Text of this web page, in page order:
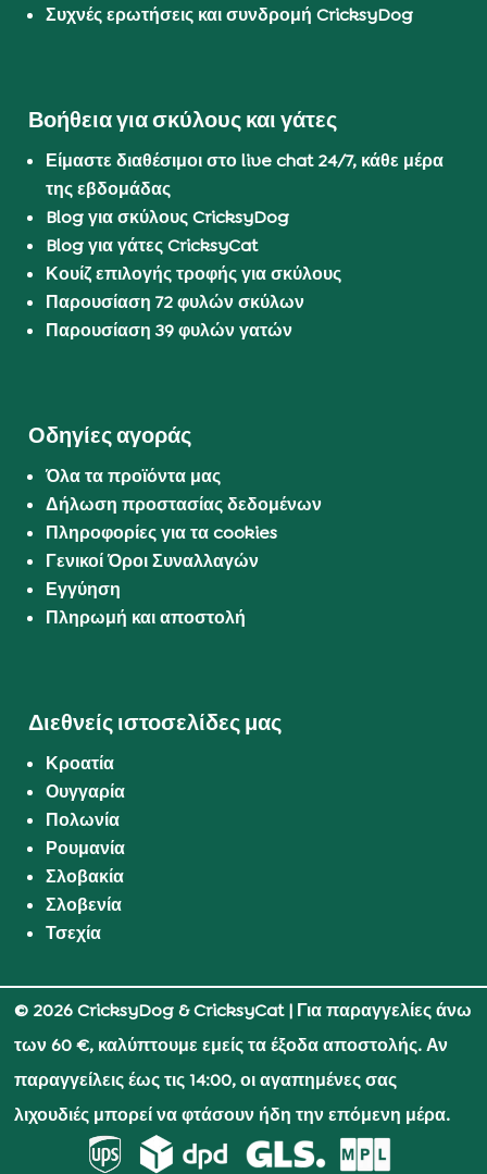
Συχνές ερωτήσεις και συνδρομή CricksyDog
Βοήθεια για σκύλους και γάτες
Είμαστε διαθέσιμοι στο live chat 24/7, κάθε μέρα
της εβδομάδας
Blog για σκύλους CricksyDog
Blog για γάτες CricksyCat
Κουίζ επιλογής τροφής για σκύλους
Παρουσίαση 72 φυλών σκύλων
Παρουσίαση 39 φυλών γατών
Οδηγίες αγοράς
Όλα τα προϊόντα μας
Δήλωση προστασίας δεδομένων
Πληροφορίες για τα cookies
Γενικοί Όροι Συναλλαγών
Εγγύηση
Πληρωμή και αποστολή
Διεθνείς ιστοσελίδες μας
Κροατία
Ουγγαρία
Πολωνία
Ρουμανία
Σλοβακία
Σλοβενία
Τσεχία
© 2026 CricksyDog & CricksyCat| Για παραγγελίες άνω
των 60 €, καλύπτουμε εμείς τα έξοδα αποστολής. Αν
παραγγείλεις έως τις 14:00, οι αγαπημένες σας
λιχουδιές μπορεί να φτάσουν ήδη την επόμενη μέρα.